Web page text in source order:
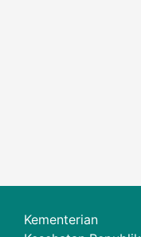
Kementerian